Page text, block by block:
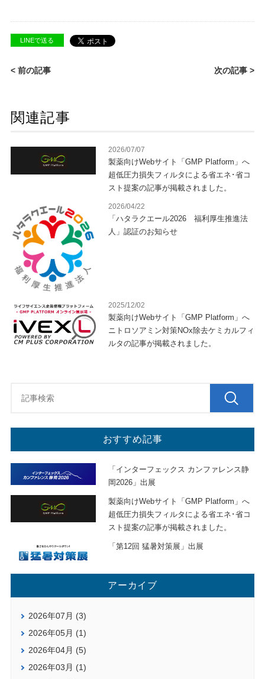
LINEで送る
< 前の記事 次の記事 >
関連記事
2026/07/07
製薬向けWebサイト「GMP Platform」へ
超低圧力損失フィルタによる省エネ･省コ
スト提案の記事が掲載されました。
2026/04/22
「ハタラクエール2026 福利厚生推進法
人」認証のお知らせ
2025/12/02
製薬向けWebサイト「GMP Platform」へ
ニトロソアミン対策NOx除去ケミカルフィ
ルタの記事が掲載されました。
おすすめ記事
「インターフェックス カンファレンス静
岡2026」出展
製薬向けWebサイト「GMP Platform」へ
超低圧力損失フィルタによる省エネ･省コ
スト提案の記事が掲載されました。
「第12回 猛暑対策展」出展
アーカイブ
2026年07月 (3)
2026年05月 (1)
2026年04月 (5)
2026年03月 (1)